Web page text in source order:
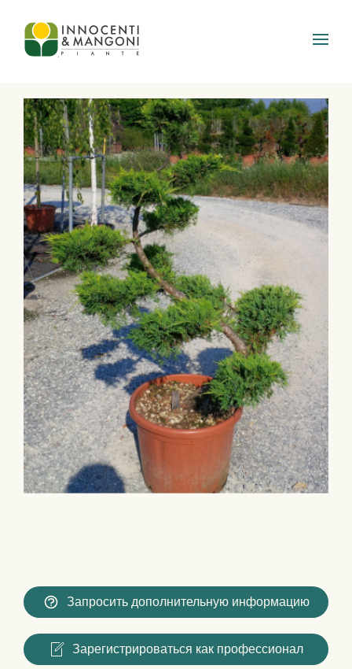
Skip to main content
Запросить дополнительную информацию
Зарегистрироваться как профессионал